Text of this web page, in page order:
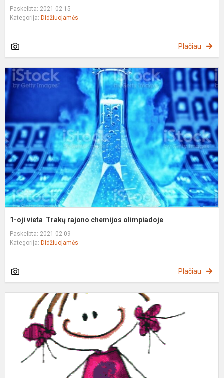
Paskelbta: 2021-02-15
Kategorija: Didžiuojamės
Plačiau
1-oji vieta Trakų rajono chemijos olimpiadoje
Paskelbta: 2021-02-09
Kategorija: Didžiuojamės
Plačiau